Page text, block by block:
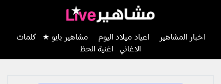
اخبار المشاهير اعياد ميلاد اليوم مشاهير بايو ★
كلمات
الاغاني
اغنية الحظ